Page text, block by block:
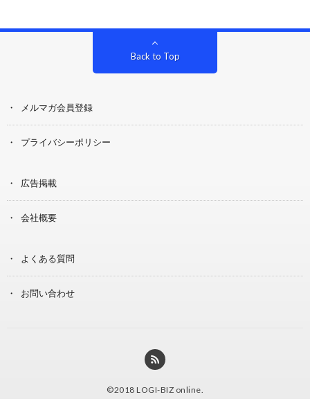
Back to Top
メルマガ会員登録
プライバシーポリシー
広告掲載
会社概要
よくある質問
お問い合わせ
©2018 LOGI-BIZ online